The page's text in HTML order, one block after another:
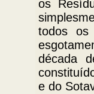
os
todos
década
e do